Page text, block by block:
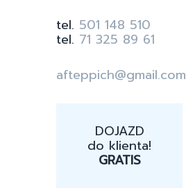
tel. 501 148 510
tel. 71 325 89 61
afteppich@gmail.com
DOJAZD
do klienta!
GRATIS